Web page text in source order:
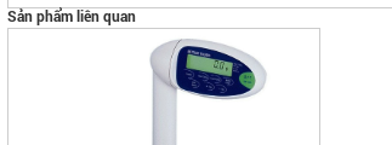
Sản phẩm liên quan